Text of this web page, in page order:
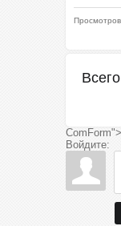
Просмотров
ComForm">
Войдите: